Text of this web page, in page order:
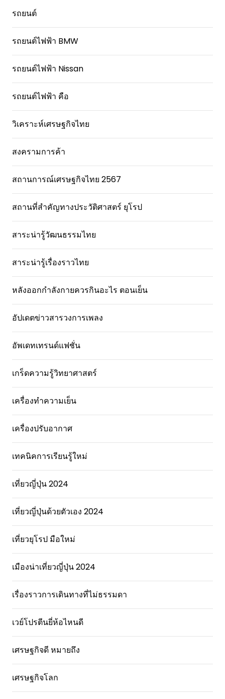
รถยนต์
รถยนต์ไฟฟ้า BMW
รถยนต์ไฟฟ้า Nissan
รถยนต์ไฟฟ้า คือ
วิเคราะห์เศรษฐกิจไทย
สงครามการค้า
สถานการณ์เศรษฐกิจไทย 2567
สถานที่สําคัญทางประวัติศาสตร์ ยุโรป
สาระน่ารู้วัฒนธรรมไทย
สาระน่ารู้เรื่องราวไทย
หลังออกกําลังกายควรกินอะไร ตอนเย็น
อัปเดตข่าวสารวงการเพลง
อัพเดทเทรนด์แฟชั่น
เกร็ดความรู้วิทยาศาสตร์
เครื่องทำความเย็น
เครื่องปรับอากาศ
เทคนิคการเรียนรู้ใหม่
เที่ยวญี่ปุ่น 2024
เที่ยวญี่ปุ่นด้วยตัวเอง 2024
เที่ยวยุโรป มือใหม่
เมืองน่าเที่ยวญี่ปุ่น 2024
เรื่องราวการเดินทางที่ไม่ธรรมดา
เวย์โปรตีนยี่ห้อไหนดี
เศรษฐกิจดี หมายถึง
เศรษฐกิจโลก